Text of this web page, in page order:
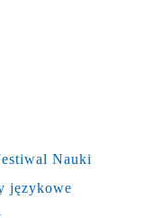
Nauki
językowe